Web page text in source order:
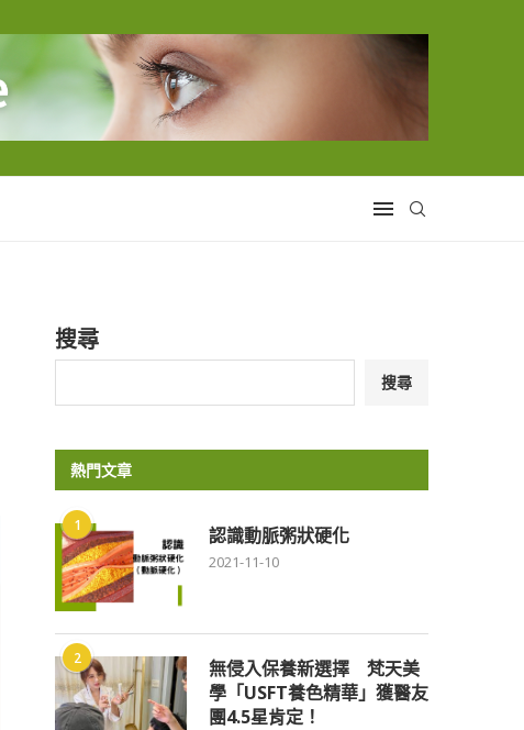
搜尋
搜尋
熱門文章
1 認識動脈粥狀硬化
2021-11-10
2
無侵入保養新選擇 梵天美
學「USFT養色精華」獲醫友
團4.5星肯定！